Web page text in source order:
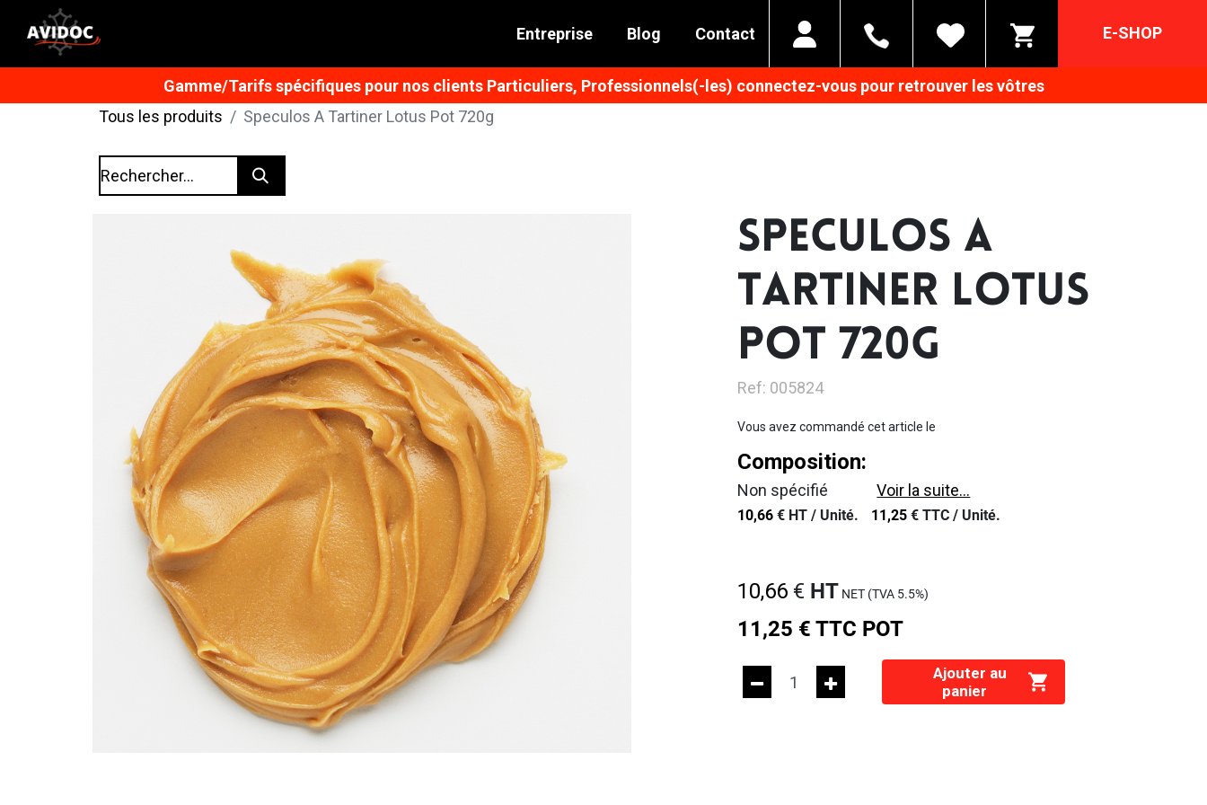
Entreprise Blog Contact E-SHOP
Gamme/Tarifs spécifiques pour nos clients Particuliers, Professionnels(-les) connectez-vous pour retrouver les vôtres
Tous les produits
Speculos A Tartiner Lotus Pot 720g
SPECULOS A
TARTINER LOTUS
POT 720G
Ref: 005824
Vous avez commandé cet article le
Composition:
Non spécifié Voir la suite...
10,66 € HT / Unité. 11,25 € TTC / Unité.
10,66 € HT NET (TVA 5.5%)
11,25 € TTC POT
Ajouter au
panier